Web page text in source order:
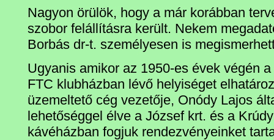
Nagyon örülök, hogy a már korábban
szobor felállításra került. Nekem
Borbás dr-t. személyesen is
Ugyanis amikor az 1950-es évek végén
FTC klubházban lévő helyiséget
üzemeltető cég vezetője, Onódy Lajos
lehetőséggel élve a József krt. és a
kávéházban fogjuk rendezvényeinket